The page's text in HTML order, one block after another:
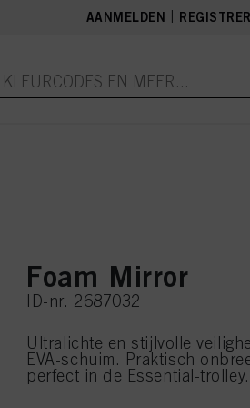
AANMELDEN
Foam Mirror
ID-nr. 2687032
Ultralichte en stijlvolle
EVA-schuim. Praktisch
perfect in de Essential-trolley.